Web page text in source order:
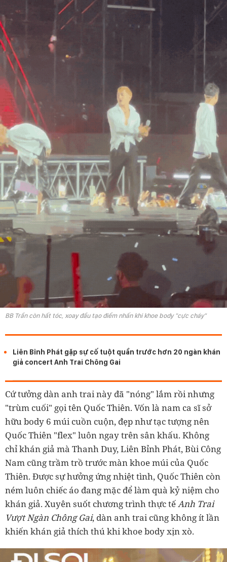
BB Trần còn hất tóc, xoay đầu tạo điểm nhấn khi khoe body "cực cháy"
Liên Bỉnh Phát gặp sự cố tuột quần trước hơn 20 ngàn khán
giả concert Anh Trai Chông Gai
Cứ tưởng dàn anh trai này đã "nóng" lắm rồi nhưng
"trùm cuối" gọi tên Quốc Thiên. Vốn là nam ca sĩ sở
hữu body 6 múi cuồn cuộn, đẹp như tạc tượng nên
Quốc Thiên "flex" luôn ngay trên sân khấu. Không
chỉ khán giả mà Thanh Duy, Liên Bỉnh Phát, Bùi Công
Nam cũng trầm trồ trước màn khoe múi của Quốc
Thiên. Được sự hưởng ứng nhiệt tình, Quốc Thiên còn
ném luôn chiếc áo đang mặc để làm quà kỷ niệm cho
khán giả. Xuyên suốt chương trình thực tếAnh Trai
Vượt Ngàn Chông Gai, dàn anh trai cũng không ít lần
khiến khán giả thích thú khi khoe body xịn xò.